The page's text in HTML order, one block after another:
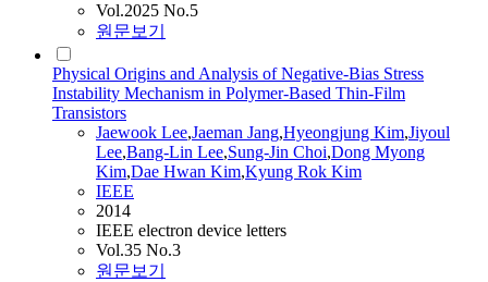
Vol.2025 No.5
원문보기
Physical Origins and Analysis of Negative-Bias Stress
Instability Mechanism in Polymer-Based Thin-Film
Transistors
Jaewook Lee,Jaeman Jang,Hyeongjung Kim,Jiyoul
Lee,Bang-Lin Lee,Sung-Jin Choi,Dong Myong
Kim,Dae Hwan Kim,Kyung Rok Kim
IEEE
2014
IEEE electron device letters
Vol.35 No.3
원문보기